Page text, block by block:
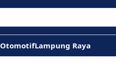
OtomotifLampung Raya